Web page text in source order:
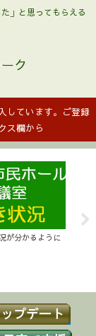
」と思ってもらえる
ク
しています。ご登録
ス欄から
が分かるように